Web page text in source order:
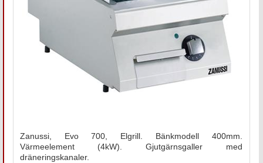
Zanussi, Evo 700, Elgrill. Bänkmodell 400mm.
Värmeelement (4kW). Gjutgärnsgaller med
dräneringskanaler.